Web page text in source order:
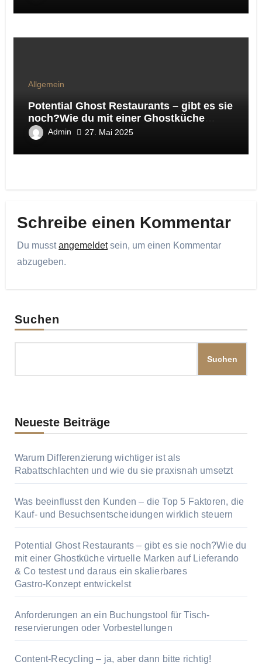
Allgemein
Potential Ghost Restaurants – gibt es sie
noch?Wie du mit einer Ghostküche
virtuelle Marken auf Lieferando & Co
testest und daraus ein skalierbares
Gastro‑Konzept entwickelst
Admin 27. Mai 2025
Schreibe einen Kommentar
Du musstangemeldetsein, um einen Kommentar
abzugeben.
Suchen
Suchen
Neueste Beiträge
Warum Differenzierung wichtiger ist als
Rabattschlachten und wie du sie praxisnah umsetzt
Was beeinflusst den Kunden – die Top 5 Faktoren, die
Kauf‑ und Besuchsentscheidungen wirklich steuern
Potential Ghost Restaurants – gibt es sie noch?Wie du
mit einer Ghostküche virtuelle Marken auf Lieferando
& Co testest und daraus ein skalierbares
Gastro‑Konzept entwickelst
Anforderungen an ein Buchungstool für Tisch­
reservierungen oder Vor­bestellungen
Content‑Recycling – ja, aber dann bitte richtig!